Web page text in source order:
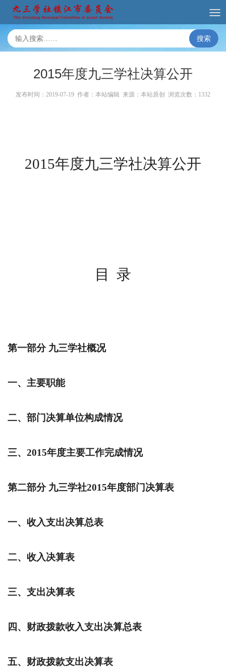
搜索
2015年度九三学社决算公开
发布时间：2019-07-19 作者：本站编辑 来源：本站原创 浏览次数： 1332
2015年度九三学社决算公开
目 录
第一部分 九三学社概况
一、主要职能
二、部门决算单位构成情况
三、 2015年度主要工作完成情况
第二部分 九三学社2015年度部门决算表
一、收入支出决算总表
二、收入决算表
三、支出决算表
四、财政拨款收入支出决算总表
五、财政拨款支出决算表